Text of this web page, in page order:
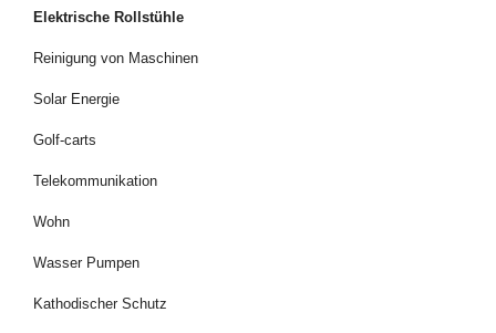
Elektrische Rollstühle
Reinigung von Maschinen
Solar Energie
Golf-carts
Telekommunikation
Wohn
Wasser Pumpen
Kathodischer Schutz